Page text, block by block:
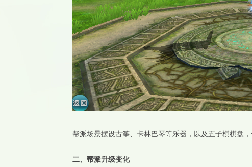
帮派场景摆设古筝、卡林巴琴等乐器，以及五子棋棋盘
二、 帮派升级变化